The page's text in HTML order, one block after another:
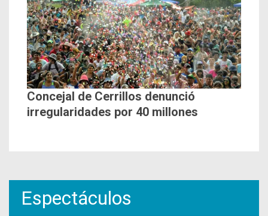
Concejal de Cerrillos denunció
irregularidades por 40 millones
Espectáculos